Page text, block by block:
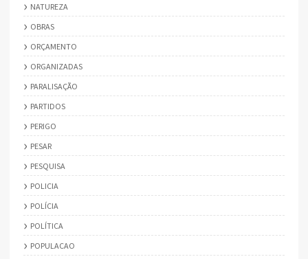
NATUREZA
OBRAS
ORÇAMENTO
ORGANIZADAS
PARALISAÇÃO
PARTIDOS
PERIGO
PESAR
PESQUISA
POLICIA
POLÍCIA
POLÍTICA
POPULACAO